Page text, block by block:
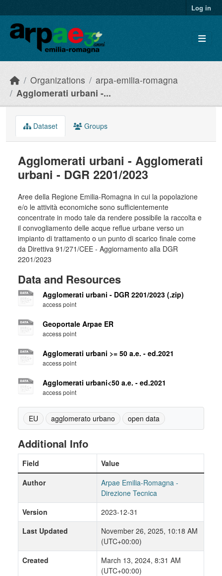
Log in
Organizations
arpa-emilia-romagna
Agglomerati urbani -...
Dataset Groups
Agglomerati urbani - Agglomerati
urbani - DGR 2201/2023
Aree della Regione Emilia-Romagna in cui la popolazione
e/o le attività economiche sono sufficientemente
concentrate in modo tale da rendere possibile la raccolta e
il convogliamento delle acque reflue urbane verso un
impianto di trattamento o un punto di scarico finale come
da Direttiva 91/271/CEE - Aggiornamento alla DGR
2201/2023
Data and Resources
Agglomerati urbani - DGR 2201/2023 (.zip)
access point
Geoportale Arpae ER
access point
Agglomerati urbani >= 50 a.e. - ed.2021
access point
Agglomerati urbani<50 a.e. - ed.2021
access point
EU agglomerato urbano open data
Additional Info
Field
Value
Author
Arpae Emilia-Romagna -
Direzione Tecnica
Version
2023-12-31
Last Updated
November 26, 2025, 10:18 AM
(UTC+00:00)
Created
March 13, 2024, 8:31 AM
(UTC+00:00)